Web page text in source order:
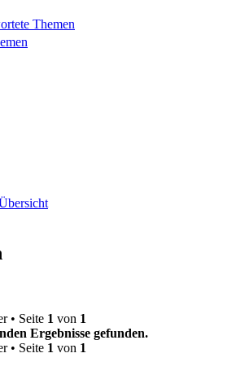
Themen
• Seite 1 von 1
Ergebnisse gefunden.
• Seite 1 von 1